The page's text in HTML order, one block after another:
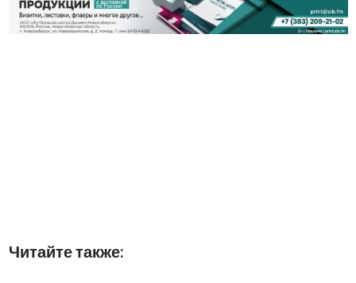
Читайте также: